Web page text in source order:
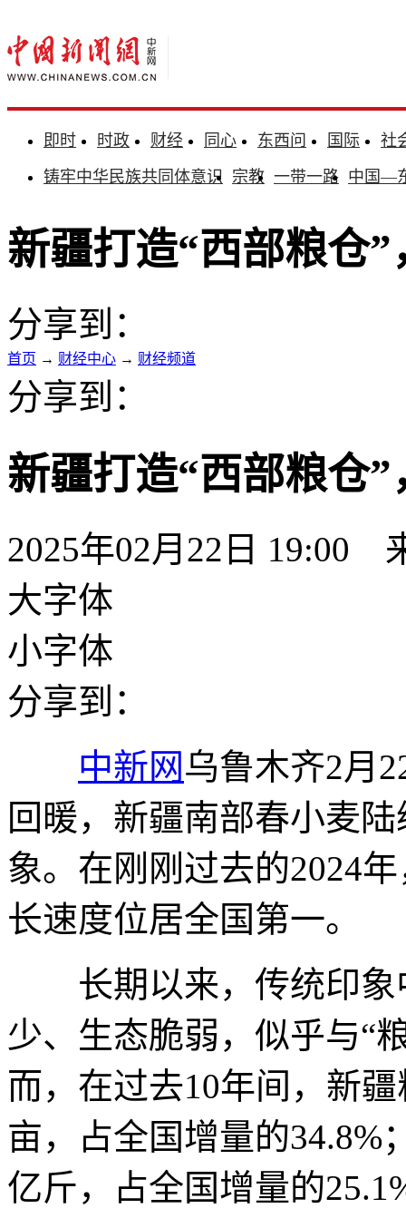
即时 时政 财经 同心 东西问 国际
社
铸牢中华民族共同体意识 宗教 一带一路 中国—
新疆打造“西部粮仓
分享到：
首页 → 财经中心 → 财经频道
分享到：
新疆打造“西部粮仓
2025年02月22日 19:00
大字体
小字体
分享到：
中新网乌鲁木齐2月
回暖，新疆南部春小麦
象。在刚刚过去的2024
长速度位居全国第一。
长期以来，传统印象
少、生态脆弱，似乎与“
而，在过去10年间，新
亩，占全国增量的34.8%
亿斤，占全国增量的